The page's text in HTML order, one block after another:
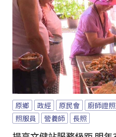
原鄉 政經 原民會 廚師證照
照服員
營養師 長照